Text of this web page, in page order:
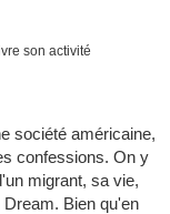
son activité
société américaine,
confessions. On y
migrant, sa vie,
Bien qu'en